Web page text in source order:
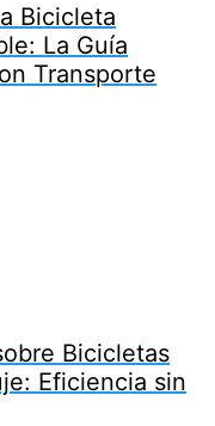
Bicicleta
La Guía
Transporte
Bicicletas
Eficiencia sin